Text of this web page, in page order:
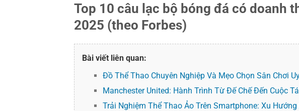
Top 10 câu lạc bộ bóng đá có doanh
2025 (theo Forbes)
Bài viết liên quan:
Đồ Thể Thao Chuyên Nghiệp Và Mẹo Chọn Sân Chơi
Manchester United: Hành Trình Từ Đế Chế Đến Cuộc
Trải Nghiệm Thể Thao Ảo Trên Smartphone: Xu